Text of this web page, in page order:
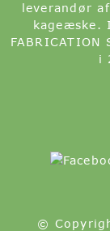
leverandør
kageæske.
i
©